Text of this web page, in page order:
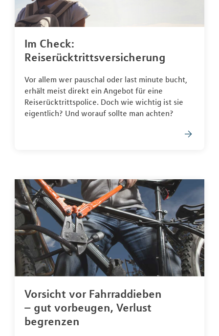
Im Check:
Reiserücktrittsversicherung
Vor allem wer pauschal oder last minute bucht,
erhält meist direkt ein Angebot für eine
Reiserücktrittspolice. Doch wie wichtig ist sie
eigentlich? Und worauf sollte man achten?
Vorsicht vor Fahrraddieben
– gut vorbeugen, Verlust
begrenzen